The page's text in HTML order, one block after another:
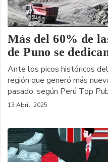
Más del 60% de
de Puno se
Ante los picos históricos
región que generó más
pasado, según Perú Top
13 Abril, 2025